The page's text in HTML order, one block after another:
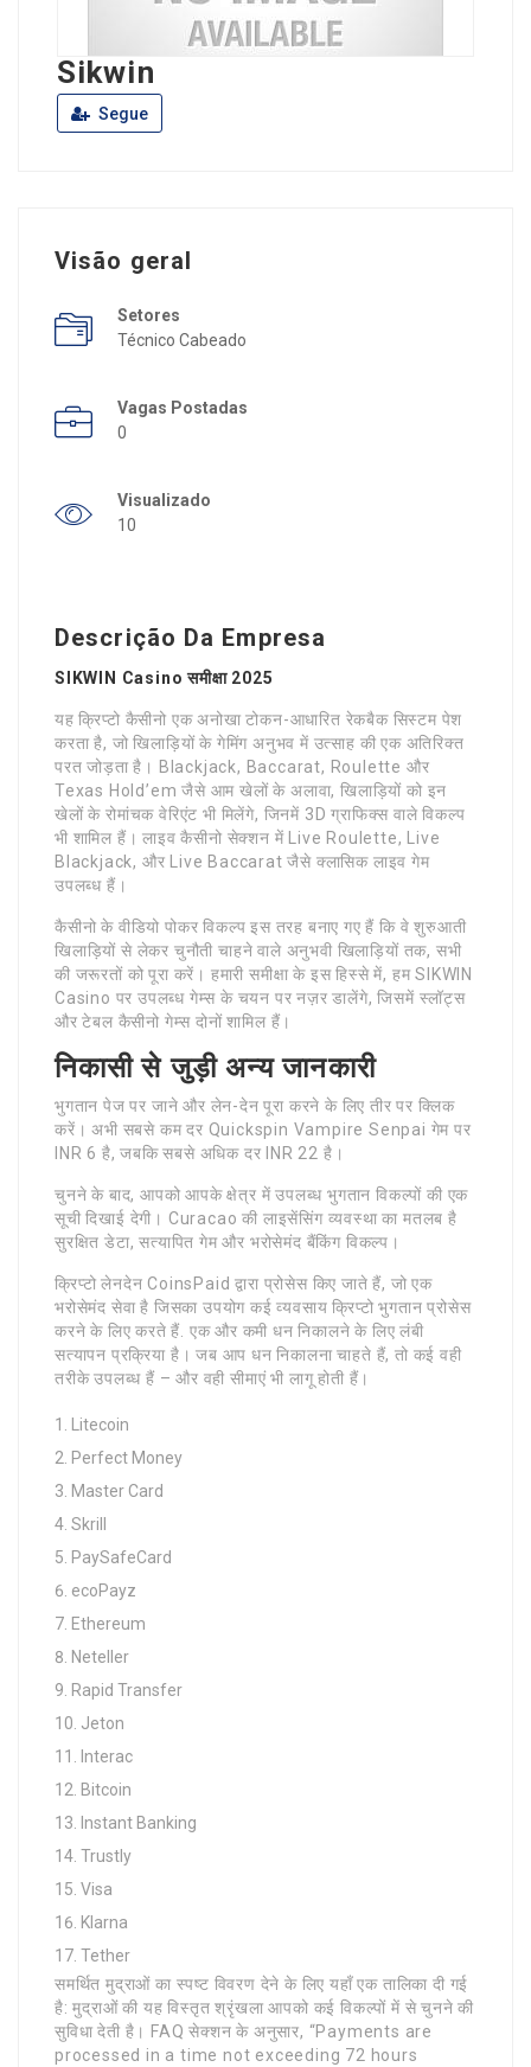
Sikwin
Segue
Visão geral
Setores
Técnico Cabeado
Vagas Postadas
0
Visualizado
10
Descrição Da Empresa
SIKWIN Casino समीक्षा 2025
यह क्रिप्टो कैसीनो एक अनोखा टोकन-आधारित रेकबैक सिस्टम पेश
करता है, जो खिलाड़ियों के गेमिंग अनुभव में उत्साह की एक अतिरिक्त
परत जोड़ता है। Blackjack, Baccarat, Roulette और
Texas Hold’em जैसे आम खेलों के अलावा, खिलाड़ियों को इन
खेलों के रोमांचक वेरिएंट भी मिलेंगे, जिनमें 3D ग्राफिक्स वाले विकल्प
भी शामिल हैं। लाइव कैसीनो सेक्शन में Live Roulette, Live
Blackjack, और Live Baccarat जैसे क्लासिक लाइव गेम
उपलब्ध हैं।
कैसीनो के वीडियो पोकर विकल्प इस तरह बनाए गए हैं कि वे शुरुआती
खिलाड़ियों से लेकर चुनौती चाहने वाले अनुभवी खिलाड़ियों तक, सभी
की जरूरतों को पूरा करें। हमारी समीक्षा के इस हिस्से में, हम SIKWIN
Casino पर उपलब्ध गेम्स के चयन पर नज़र डालेंगे, जिसमें स्लॉट्स
और टेबल कैसीनो गेम्स दोनों शामिल हैं।
निकासी से जुड़ी अन्य जानकारी
भुगतान पेज पर जाने और लेन-देन पूरा करने के लिए तीर पर क्लिक
करें। अभी सबसे कम दर Quickspin Vampire Senpai गेम पर
INR 6 है, जबकि सबसे अधिक दर INR 22 है।
चुनने के बाद, आपको आपके क्षेत्र में उपलब्ध भुगतान विकल्पों की एक
सूची दिखाई देगी। Curacao की लाइसेंसिंग व्यवस्था का मतलब है
सुरक्षित डेटा, सत्यापित गेम और भरोसेमंद बैंकिंग विकल्प।
क्रिप्टो लेनदेन CoinsPaid द्वारा प्रोसेस किए जाते हैं, जो एक
भरोसेमंद सेवा है जिसका उपयोग कई व्यवसाय क्रिप्टो भुगतान प्रोसेस
करने के लिए करते हैं. एक और कमी धन निकालने के लिए लंबी
सत्यापन प्रक्रिया है। जब आप धन निकालना चाहते हैं, तो कई वही
तरीके उपलब्ध हैं – और वही सीमाएं भी लागू होती हैं।
Litecoin
Perfect Money
Master Card
Skrill
PaySafeCard
ecoPayz
Ethereum
Neteller
Rapid Transfer
Jeton
Interac
Bitcoin
Instant Banking
Trustly
Visa
Klarna
Tether
समर्थित मुद्राओं का स्पष्ट विवरण देने के लिए यहाँ एक तालिका दी गई
है: मुद्राओं की यह विस्तृत श्रृंखला आपको कई विकल्पों में से चुनने की
सुविधा देती है। FAQ सेक्शन के अनुसार, “Payments are
processed in a time not exceeding 72 hours